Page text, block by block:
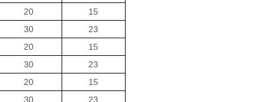
20
15
30
23
20
15
30
23
20
15
30
23